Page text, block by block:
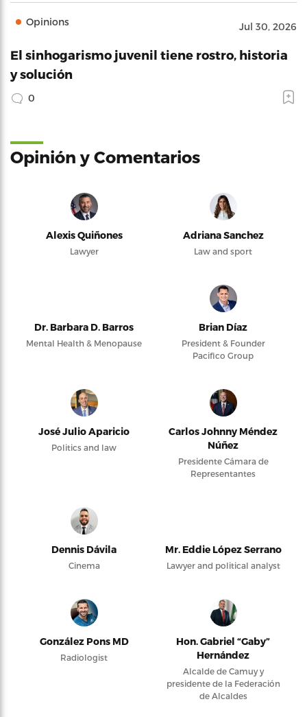
Opinions Jul 30, 2026
El sinhogarismo juvenil tiene rostro, historia
y solución
0
Opinión y Comentarios
Alexis Quiñones
Lawyer
Adriana Sanchez
Law and sport
Dr. Barbara D. Barros
Mental Health & Menopause
Brian Díaz
President & Founder
Pacifico Group
José Julio Aparicio
Politics and law
Carlos Johnny Méndez
Núñez
Presidente Cámara de
Representantes
Dennis Dávila
Cinema
Mr. Eddie López Serrano
Lawyer and political analyst
González Pons MD
Radiologist
Hon. Gabriel “Gaby”
Hernández
Alcalde de Camuy y
presidente de la Federación
de Alcaldes